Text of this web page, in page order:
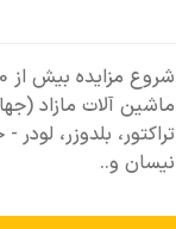
ماشین آلات مازاد
تراکتور، بلدوزر،
نیسان و..